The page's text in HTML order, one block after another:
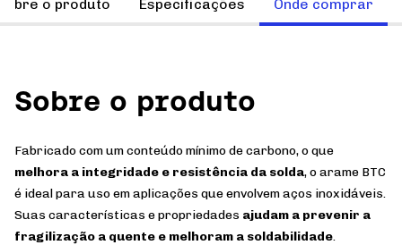
o produto Especificações Onde comprar
Sobre o produto
Fabricado com um conteúdo mínimo de carbono, o que
melhora a integridade e resistência da solda, o arame BTC
é ideal para uso em aplicações que envolvem aços inoxidáveis.
Suas características e propriedades ajudam a prevenir a
fragilização a quente e melhoram a soldabilidade.